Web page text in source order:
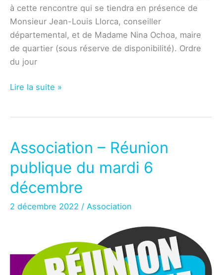
à cette rencontre qui se tiendra en présence de
Monsieur Jean-Louis Llorca, conseiller
départemental, et de Madame Nina Ochoa, maire
de quartier (sous réserve de disponibilité). Ordre
du jour
Association
du
mardi
7
février
Lire la suite »
Association – Réunion
publique du mardi 6
décembre
2 décembre 2022 / Association